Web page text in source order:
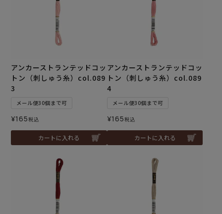
アンカーストランテッドコッ
トン（刺しゅう糸）col.089
3
メール便30個まで可
¥165税込
カートに入れる
アンカーストランテッドコッ
トン（刺しゅう糸）col.089
4
メール便30個まで可
¥165税込
カートに入れる